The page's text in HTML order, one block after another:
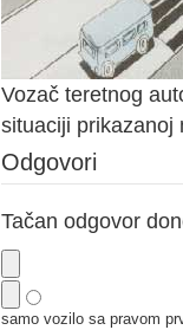
Vozač teretnog
situaciji prikazanoj
Odgovori
Tačan odgovor
samo vozilo sa pravom